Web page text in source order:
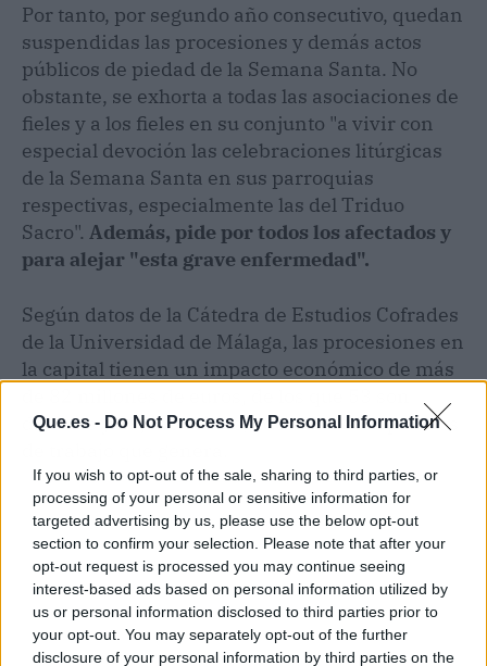
Que.es - Do Not Process My Personal Information
If you wish to opt-out of the sale, sharing to third parties, or
processing of your personal or sensitive information for
targeted advertising by us, please use the below opt-out
section to confirm your selection. Please note that after your
opt-out request is processed you may continue seeing
interest-based ads based on personal information utilized by
us or personal information disclosed to third parties prior to
your opt-out. You may separately opt-out of the further
disclosure of your personal information by third parties on the
Por tanto, por segundo año consecutivo, quedan
suspendidas las procesiones y demás actos
públicos de piedad de la Semana Santa. No
obstante, se exhorta a todas las asociaciones de
fieles y a los fieles en su conjunto "a vivir con
especial devoción las celebraciones litúrgicas
de la Semana Santa en sus parroquias
respectivas, especialmente las del Triduo
Sacro". Además, pide por todos los afectados y
para alejar "esta grave enfermedad".
Según datos de la Cátedra de Estudios Cofrades
de la Universidad de Málaga, las procesiones en
la capital tienen un impacto económico de más
directos y 29, inducidos; además de los puestos